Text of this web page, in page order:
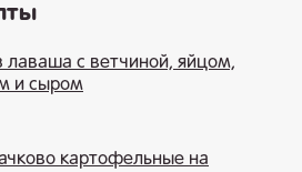
лаваша с ветчиной, яйцом,
и сыром
картофельные на